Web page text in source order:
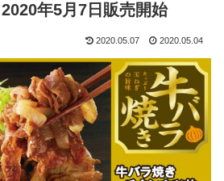
年5月7日販売開始
2020.05.07 2020.05.04